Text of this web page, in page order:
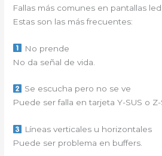
Fallas más comunes en pantallas led
Estas son las más frecuentes:
No prende
No da señal de vida.
Se escucha pero no se ve
Puede ser falla en tarjeta Y-SUS o Z-
Líneas verticales u horizontales
Puede ser problema en buffers.